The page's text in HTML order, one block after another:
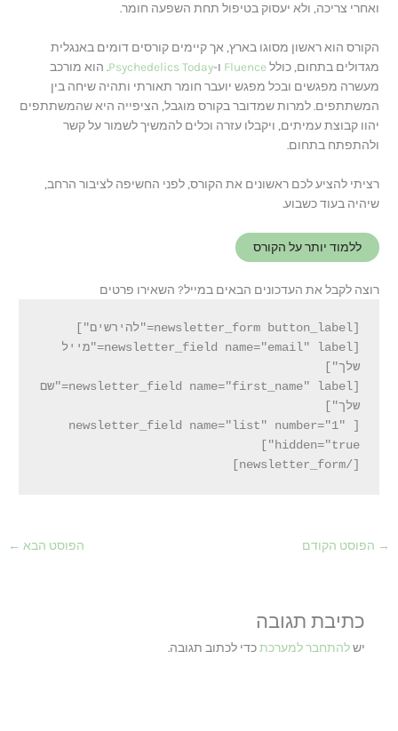
ואחרי צריכה, ולא יעסוק בטיפול תחת השפעה חומר.
הקורס הוא ראשון מסוגו בארץ, אך קיימים קורסים דומים באנגלית
מגדולים בתחום, כולל Fluence ו-Psychedelics Today. הוא מורכב
מעשרה מפגשים ובכל מפגש יועבר חומר תאורתי ותהיה שיחה בין
המשתתפים. למרות שמדובר בקורס מוגבל, הציפייה היא שהמשתתפים
יהוו קבוצת עמיתים, ויקבלו עזרה וכלים להמשיך לשמור על קשר
ולהתפתח בתחום.
רציתי להציע לכם ראשונים את הקורס, לפני החשיפה לציבור הרחב,
שיהיה בעוד כשבוע.
ללמוד יותר על הקורס
רוצה לקבל את העדכונים הבאים במייל? השאירו פרטים
[newsletter_field name="list" number="1"
[/newsletter_form]
→ הפוסט הקודם הפוסט הבא ←
כתיבת תגובה
ישלהתחבר למערכתכדי לכתוב תגובה.